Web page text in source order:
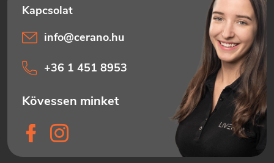
info@cerano.hu
+36 1 451 8953